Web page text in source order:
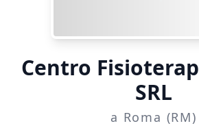
Centro
SRL
a Roma (RM)